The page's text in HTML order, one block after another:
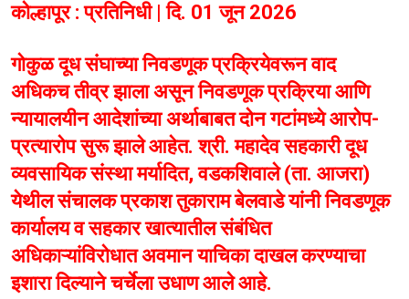
कोल्हापूर : प्रतिनिधी | दि. 01 जून 2026
गोकुळ दूध संघाच्या निवडणूक प्रक्रियेवरून वाद
अधिकच तीव्र झाला असून निवडणूक प्रक्रिया आणि
न्यायालयीन आदेशांच्या अर्थाबाबत दोन गटांमध्ये आरोप-
प्रत्यारोप सुरू झाले आहेत. श्री. महादेव सहकारी दूध
व्यवसायिक संस्था मर्यादित, वडकशिवाले (ता. आजरा)
येथील संचालक प्रकाश तुकाराम बेलवाडे यांनी निवडणूक
कार्यालय व सहकार खात्यातील संबंधित
अधिकाऱ्यांविरोधात अवमान याचिका दाखल करण्याचा
इशारा दिल्याने चर्चेला उधाण आले आहे.